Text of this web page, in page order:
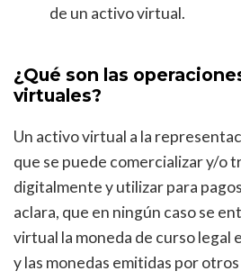
de un activo virtual.
¿Qué son las
virtuales?
Un activo virtual a la
que se puede comercializar y/o
digitalmente y utilizar para
aclara, que en ningún caso se
virtual la moneda de curso legal
y las monedas emitidas por